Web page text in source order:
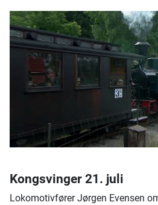
Kongsvinger 21. juli
Lokomotivfører Jørgen Evensen